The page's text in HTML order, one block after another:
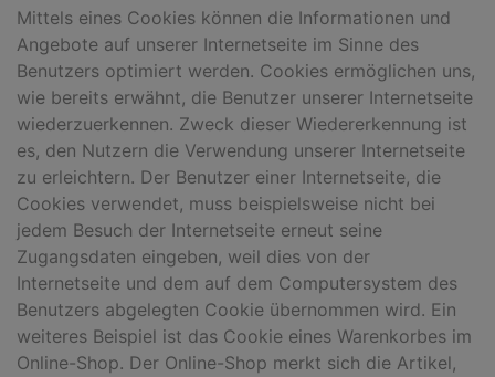
Mittels eines Cookies können die Informationen und
Angebote auf unserer Internetseite im Sinne des
Benutzers optimiert werden. Cookies ermöglichen uns,
wie bereits erwähnt, die Benutzer unserer Internetseite
wiederzuerkennen. Zweck dieser Wiedererkennung ist
es, den Nutzern die Verwendung unserer Internetseite
zu erleichtern. Der Benutzer einer Internetseite, die
Cookies verwendet, muss beispielsweise nicht bei
jedem Besuch der Internetseite erneut seine
Zugangsdaten eingeben, weil dies von der
Internetseite und dem auf dem Computersystem des
Benutzers abgelegten Cookie übernommen wird. Ein
weiteres Beispiel ist das Cookie eines Warenkorbes im
Online-Shop. Der Online-Shop merkt sich die Artikel,